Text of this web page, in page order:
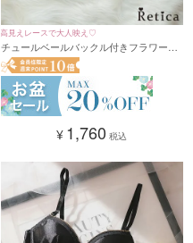
高見えレースで大人映え♡
チュールベールバックル付きフラワーレ
ースブラジャー＆ショーツ2点セット(A～
F/65～80)
¥ 1,760 税込